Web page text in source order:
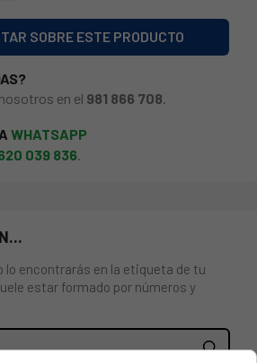
SOBRE ESTE PRODUCTO
en el 981 866 708.
WHATSAPP
039 836
lo encontrarás en la etiqueta de tu
estar formado por números y